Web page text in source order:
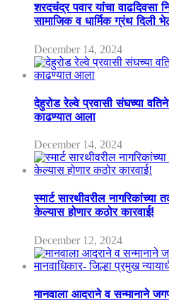
शरदचंद्र पवार यांचा वाढदिवसा
सामाजिक व धार्मिक ग्रंथ दिली
December 14, 2024
देहुरोड रेल्वे प्रवासी संघच्या
काढण्यात आला
December 14, 2024
स्मार्ट सारथीवरील नागरिकांच्या
केल्यास होणार कठोर कारवाई!
December 12, 2024
मानवाला आदराने व सन्मानाने